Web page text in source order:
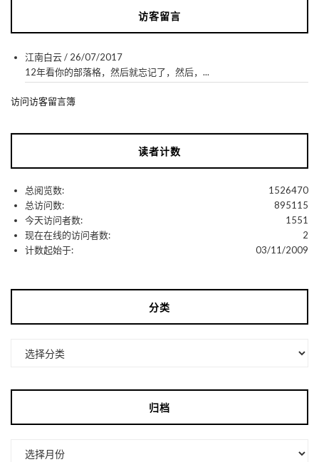
访客留言
江南白云/ 26/07/2017
12年看你的部落格，然后就忘记了，然后，...
访问访客留言簿
读者计数
1526470
总阅览数:
895115
总访问数:
1551
今天访问者数:
2
现在在线的访问者数:
03/11/2009
计数起始于:
分类
归档